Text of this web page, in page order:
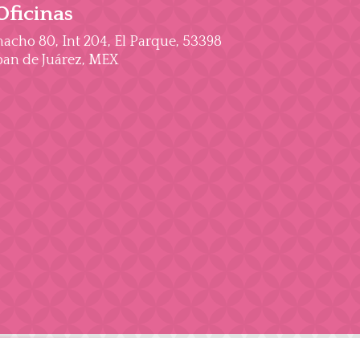
80, Int 204, El Parque, 53398
de Juárez, MEX